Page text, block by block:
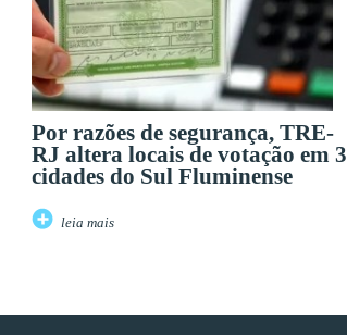
Por razões de segurança, TRE-
RJ altera locais de votação em 3
cidades do Sul Fluminense
leia mais